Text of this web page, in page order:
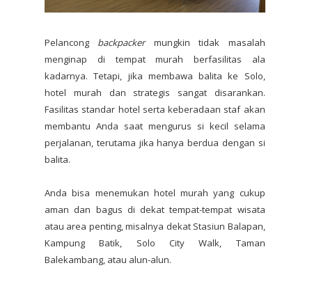
Pelancong backpackermungkin tidak masalah
menginap di tempat murah berfasilitas ala
kadarnya. Tetapi, jika membawa balita ke Solo,
hotel murah dan strategis sangat disarankan.
Fasilitas standar hotel serta keberadaan staf akan
membantu Anda saat mengurus si kecil selama
perjalanan, terutama jika hanya berdua dengan si
balita.
Anda bisa menemukan hotel murah yang cukup
aman dan bagus di dekat tempat-tempat wisata
atau area penting, misalnya dekat Stasiun Balapan,
Kampung Batik, Solo City Walk, Taman
Balekambang, atau alun-alun.